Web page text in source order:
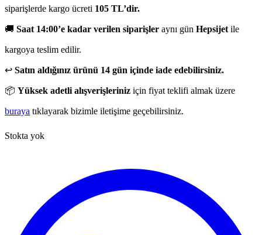
siparişlerde kargo ücreti 105 TL’dir.
🚚 Saat 14:00’e kadar verilen siparişler aynı gün Hepsijet ile
kargoya teslim edilir.
↩️ Satın aldığınız ürünü 14 gün içinde iade edebilirsiniz.
📦 Yüksek adetli alışverişleriniz için fiyat teklifi almak üzere
buraya tıklayarak bizimle iletişime geçebilirsiniz.
Stokta yok